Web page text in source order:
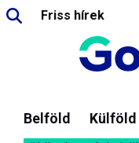
Friss hírek
Belföld Külföld